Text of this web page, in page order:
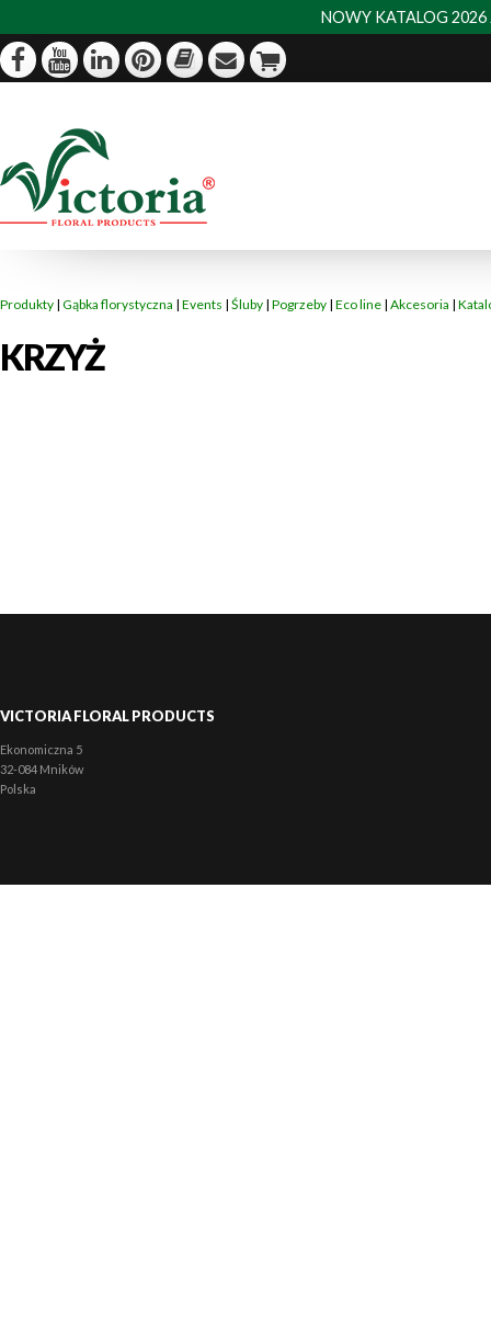
NOWY KATALOG 2026
Produkty | Gąbka florystyczna | Events | Śluby | Pogrzeby | Eco line | Akcesoria |
KRZYŻ
VICTORIA FLORAL PRODUCTS
Ekonomiczna 5
32-084 Mników
Polska